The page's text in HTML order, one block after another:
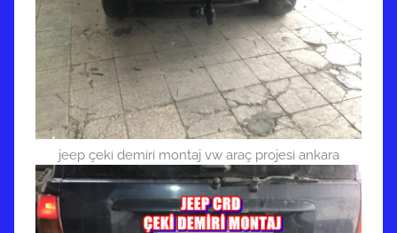
jeep çeki demiri montaj vw araç projesi ankara